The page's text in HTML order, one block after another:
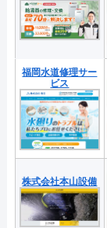
福岡水道修理サー
ビス
株式会社本山設備